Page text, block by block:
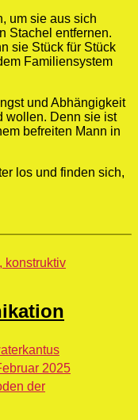
um sie aus sich
Stachel entfernen.
sie Stück für Stück
Familiensystem
und Abhängigkeit
wollen. Denn sie ist
befreiten Mann in
los und finden sich,
konstruktiv
2025
der